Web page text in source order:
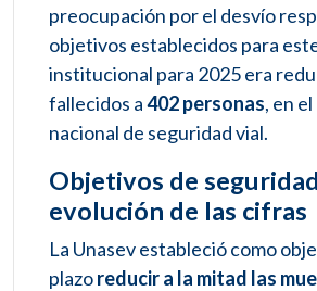
preocupación por el desvío
objetivos establecidos para
institucional para 2025 era
fallecidos a402 personas, en
nacional de seguridad vial.
Objetivos de
evolución de las cifras
La Unasev estableció como
plazoreducir a la mitad las